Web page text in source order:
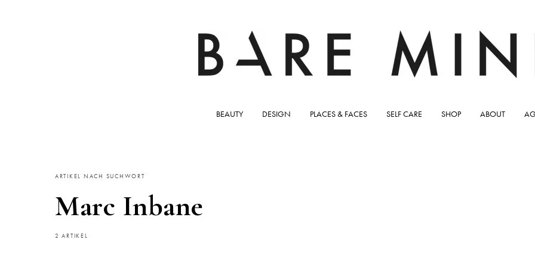
BEAUTY DESIGN PLACES & FACES SELF CARE SHOP ABOUT
ARTIKEL NACH SUCHWORT
Marc Inbane
2 ARTIKEL